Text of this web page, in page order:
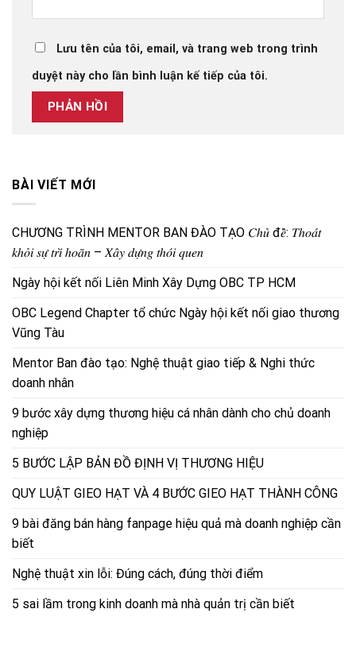
Lưu tên của tôi, email, và trang web trong trình
duyệt này cho lần bình luận kế tiếp của tôi.
BÀI VIẾT MỚI
CHƯƠNG TRÌNH MENTOR BAN ĐÀO TẠO 𝐶ℎ𝑢̉ đ𝑒̂̀: 𝑇ℎ𝑜𝑎́𝑡
𝑘ℎ𝑜̉𝑖 𝑠𝑢̛̣ 𝑡𝑟𝑖̀ ℎ𝑜𝑎̃𝑛 – 𝑋𝑎̂𝑦 𝑑𝑢̛̣𝑛𝑔 𝑡ℎ𝑜́𝑖 𝑞𝑢𝑒𝑛
Ngày hội kết nối Liên Minh Xây Dựng OBC TP HCM
OBC Legend Chapter tổ chức Ngày hội kết nối giao thương
Vũng Tàu
Mentor Ban đào tạo: Nghệ thuật giao tiếp & Nghi thức
doanh nhân
9 bước xây dựng thương hiệu cá nhân dành cho chủ doanh
nghiệp
5 BƯỚC LẬP BẢN ĐỒ ĐỊNH VỊ THƯƠNG HIỆU
QUY LUẬT GIEO HẠT VÀ 4 BƯỚC GIEO HẠT THÀNH CÔNG
9 bài đăng bán hàng fanpage hiệu quả mà doanh nghiệp cần
biết
Nghệ thuật xin lỗi: Đúng cách, đúng thời điểm
5 sai lầm trong kinh doanh mà nhà quản trị cần biết